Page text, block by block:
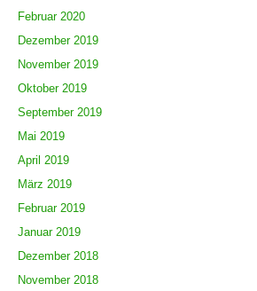
Februar 2020
Dezember 2019
November 2019
Oktober 2019
September 2019
Mai 2019
April 2019
März 2019
Februar 2019
Januar 2019
Dezember 2018
November 2018